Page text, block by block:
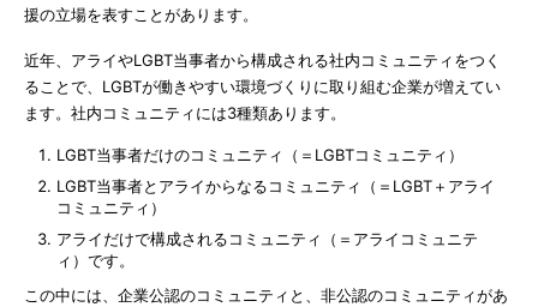
援の立場を表すことがあります。
近年、アライやLGBT当事者から構成される社内コミュニティをつく
ることで、LGBTが働きやすい環境づくりに取り組む企業が増えてい
ます。社内コミュニティには3種類あります。
LGBT当事者だけのコミュニティ（＝LGBTコミュニティ）
LGBT当事者とアライからなるコミュニティ（＝LGBT＋アライ
コミュニティ）
アライだけで構成されるコミュニティ（＝アライコミュニテ
ィ）です。
この中には、企業公認のコミュニティと、非公認のコミュニティがあ